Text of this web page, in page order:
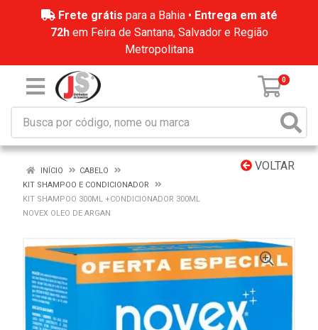
Frete grátis para a Bahia • Entrega em até
72hem Feira de Santana, Salvador e Região
Metropolitana
0
VOLTAR
INÍCIO
CABELO
KIT SHAMPOO E CONDICIONADOR
KIT SHAMPOO 300ML +CONDICIONADOR 300ML
NOVEX OLEO DE ARGAN